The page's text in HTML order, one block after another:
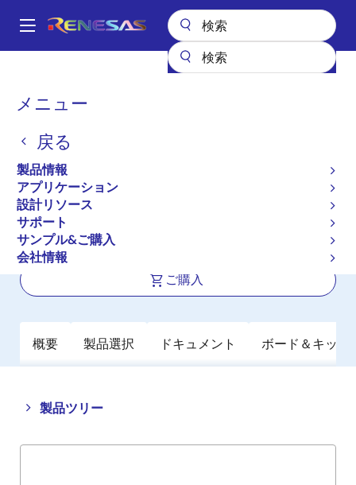
ン
Main
メニュー
戻る
製品情報
アプリケーション
設計リソース
サポート
サンプル&ご購入
会社情報
パ
く
ず
パワー & パワーマネジメント
DC/DCコンバータ
ISL9113A
アクティブ
1.3Aスイッチ搭載、低入力電圧、高効率
同期整流昇圧コンバータ
ご購入
概要 製品選択 ドキュメント ボード＆キット
製品ツリー
Close
tree
Open
tree